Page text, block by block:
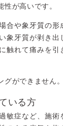
が高いです。
合や象牙質の形
象牙質が剥き出
触れて痛みを引
ができません。
いる方
敏症など、施術